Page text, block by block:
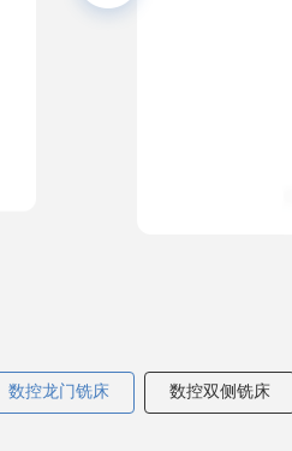
数控龙门铣床 数控双侧铣床